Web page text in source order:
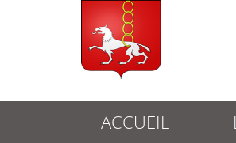
ACCUEIL